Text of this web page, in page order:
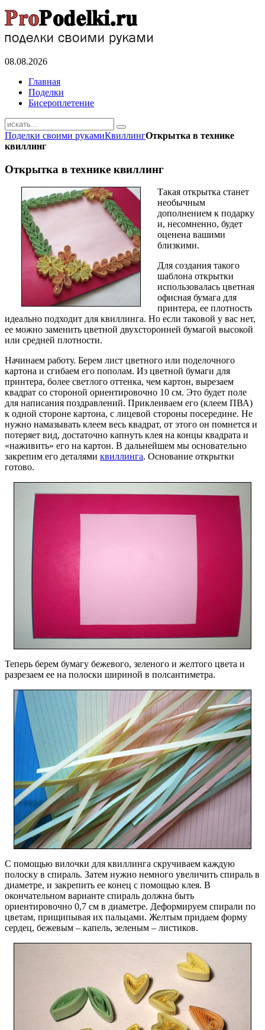
08.08.2026
Главная
Поделки
Бисероплетение
Поделки своими рукамиКвиллингОткрытка в технике
квиллинг
Открытка в технике квиллинг
Такая открытка станет
необычным
дополнением к подарку
и, несомненно, будет
оценена вашими
близкими.
Для создания такого
шаблона открытки
использовалась цветная
офисная бумага для
принтера, ее плотность
идеально подходит для квиллинга. Но если таковой у вас нет,
ее можно заменить цветной двухсторонней бумагой высокой
или средней плотности.
Начинаем работу. Берем лист цветного или поделочного
картона и сгибаем его пополам. Из цветной бумаги для
принтера, более светлого оттенка, чем картон, вырезаем
квадрат со стороной ориентировочно 10 см. Это будет поле
для написания поздравлений. Приклеиваем его (клеем ПВА)
к одной стороне картона, с лицевой стороны посередине. Не
нужно намазывать клеем весь квадрат, от этого он помнется и
потеряет вид, достаточно капнуть клея на концы квадрата и
«наживить» его на картон. В дальнейшем мы основательно
закрепим его деталями квиллинга. Основание открытки
готово.
Теперь берем бумагу бежевого, зеленого и желтого цвета и
разрезаем ее на полоски шириной в полсантиметра.
С помощью вилочки для квиллинга скручиваем каждую
полоску в спираль. Затем нужно немного увеличить спираль в
диаметре, и закрепить ее конец с помощью клея. В
окончательном варианте спираль должна быть
ориентировочно 0,7 см в диаметре. Деформируем спирали по
цветам, прищипывая их пальцами. Желтым придаем форму
сердец, бежевым – капель, зеленым – листиков.